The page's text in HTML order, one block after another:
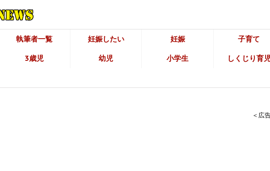
執筆者一覧 妊娠したい 妊娠 子育て
3歳児 幼児 小学生 しくじり育
＜広